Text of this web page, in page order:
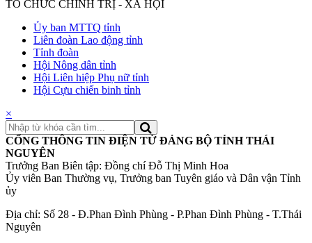
TỔ CHỨC CHÍNH TRỊ - XÃ HỘI
Ủy ban MTTQ tỉnh
Liên đoàn Lao động tỉnh
Tỉnh đoàn
Hội Nông dân tỉnh
Hội Liên hiệp Phụ nữ tỉnh
Hội Cựu chiến binh tỉnh
×
CỔNG THÔNG TIN ĐIỆN TỬ ĐẢNG BỘ TỈNH THÁI
NGUYÊN
Trưởng Ban Biên tập: Đồng chí Đỗ Thị Minh Hoa
Ủy viên Ban Thường vụ, Trưởng ban Tuyên giáo và Dân vận Tỉnh
ủy
Địa chỉ: Số 28 - Đ.Phan Đình Phùng - P.Phan Đình Phùng - T.Thái
Nguyên